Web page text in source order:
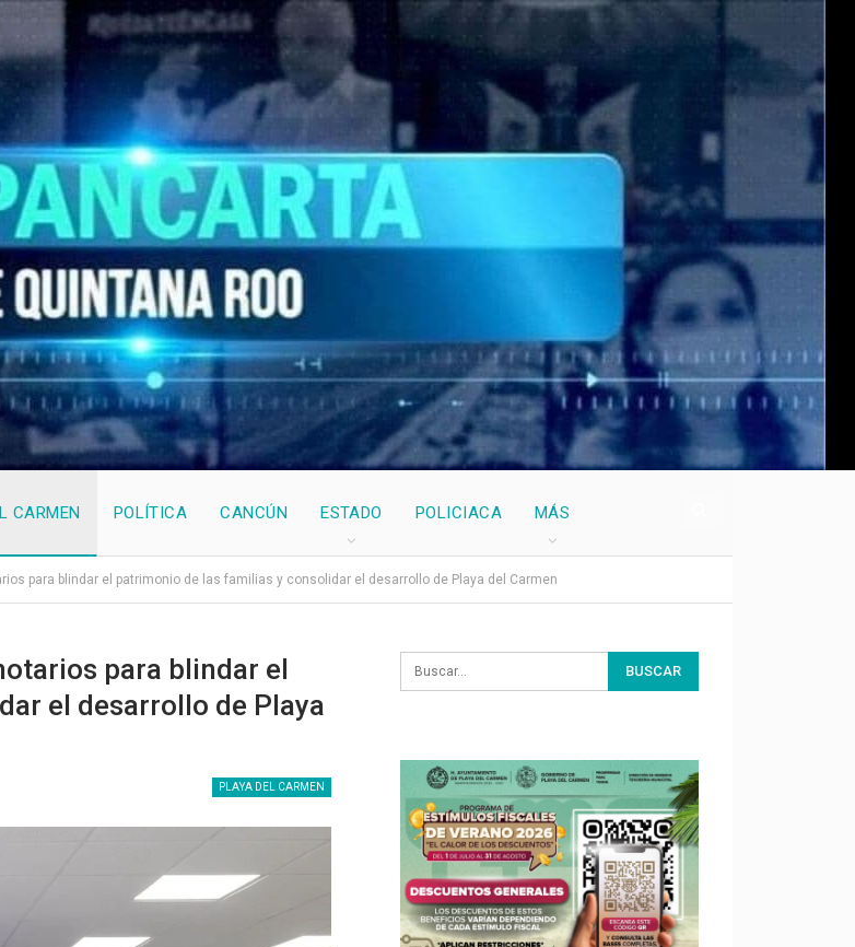
CARMEN POLÍTICA CANCÚN ESTADO POLICIACA MÁS
para blindar el patrimonio de las familias y consolidar el desarrollo de Playa del Carmen
para blindar el
el desarrollo de Playa
PLAYA DEL CARMEN